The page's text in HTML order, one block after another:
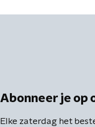
Abonneer je op
Elke zaterdag het